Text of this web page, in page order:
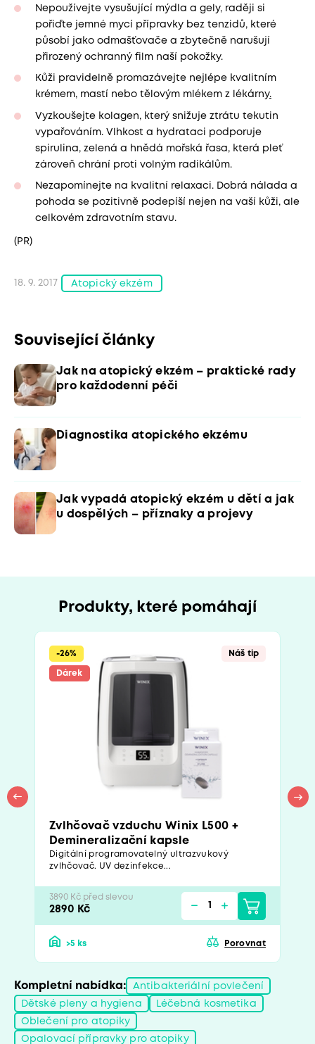
Nepoužívejte vysušující mýdla a gely, raději si
pořiďte jemné mycí přípravky bez tenzidů, které
působí jako odmašťovače a zbytečně narušují
přirozený ochranný film naší pokožky.
Kůži pravidelně promazávejte nejlépe kvalitním
krémem, mastí nebo tělovým mlékem z lékárny.
Vyzkoušejte kolagen, který snižuje ztrátu tekutin
vypařováním. Vlhkost a hydrataci podporuje
spirulina, zelená a hnědá mořská řasa, která pleť
zároveň chrání proti volným radikálům.
Nezapomínejte na kvalitní relaxaci. Dobrá nálada a
pohoda se pozitivně podepíší nejen na vaší kůži, ale
celkovém zdravotním stavu.
(PR)
18. 9. 2017 Atopický ekzém
Související články
Jak na atopický ekzém – praktické rady
pro každodenní péči
Diagnostika atopického ekzému
Jak vypadá atopický ekzém u dětí a jak
u dospělých – příznaky a projevy
Produkty, které pomáhají
Dárek
-26% Náš tip
Zvlhčovač vzduchu Winix L500 +
Demineralizační kapsle
Digitální programovatelný ultrazvukový
zvlhčovač. UV dezinfekce...
3890 Kč před slevou
2890 Kč
>5 ks Porovnat
Kompletní nabídka: Antibakteriální povlečení
Dětské pleny a hygiena Léčebná kosmetika
Oblečení pro atopiky
Opalovací přípravky pro atopiky